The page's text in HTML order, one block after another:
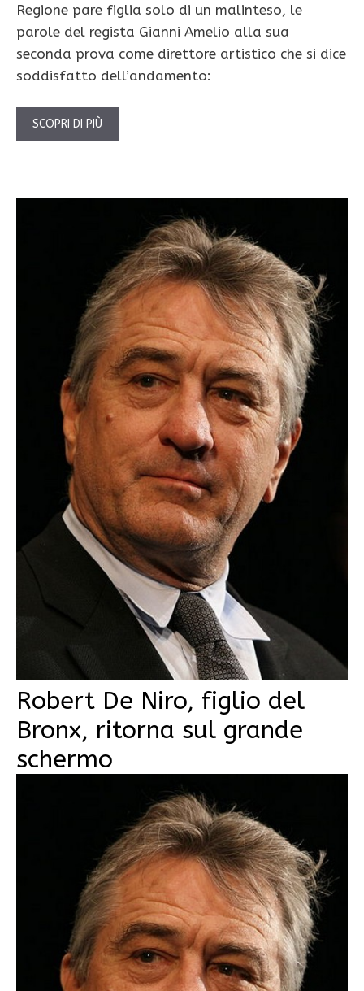
Regione pare figlia solo di un malinteso, le
parole del regista Gianni Amelio alla sua
seconda prova come direttore artistico che si dice
soddisfatto dell’andamento:
SCOPRI DI PIÙ
Robert De Niro, figlio del
Bronx, ritorna sul grande
schermo